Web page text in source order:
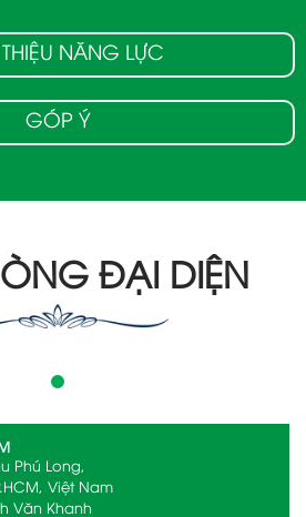
NĂNG LỰC
GÓP Ý
ĐẠI DIỆN
Phú Long,
Việt Nam
Văn Khanh